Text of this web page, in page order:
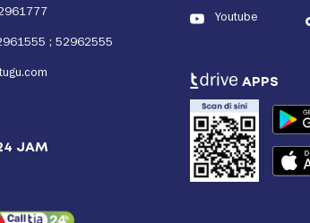
; 52962555
JAM
Youtube
APPS